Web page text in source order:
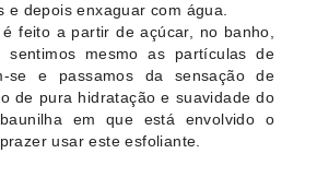
e depois enxaguar com água.
feito a partir de açúcar, no banho,
mesmo as partículas de
se e passamos da sensação de
de pura hidratação e suavidade do
em que está envolvido o
usar este esfoliante.